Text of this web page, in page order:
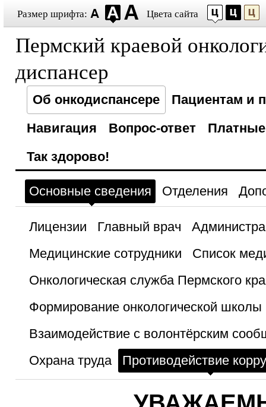
Размер шрифта: Цвета сайта
Пермский краевой
диспансер
Об онкодиспансере
Пациентам и
Навигация
Вопрос-ответ
Платные
Так здорово!
Основные сведения Отделения
Лицензии Главный врач
Медицинские сотрудники
Список
Онкологическая служба Пермского
Формирование онкологической школы
Взаимодействие с волонтёрским
Охрана труда
Противодействие